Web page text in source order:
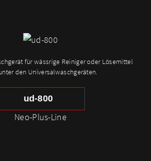
für wässrige Reiniger oder Lösemittel
den Universalwaschgeräten.
ud-800
Neo-Plus-Line